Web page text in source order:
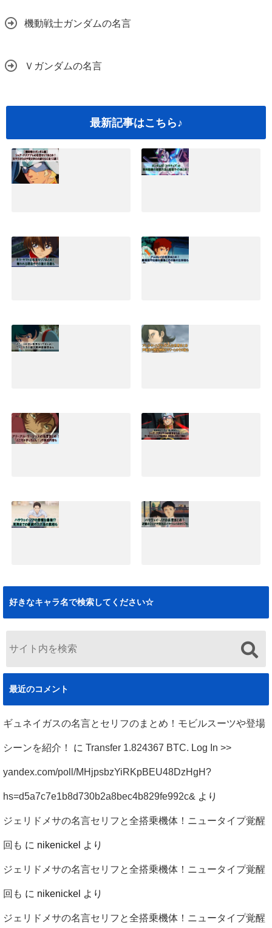
機動戦士ガンダムの名言
Ｖガンダムの名言
最新記事はこちら♪
め！坊やだからさ
や過ちなど全12選
｜機動戦士ガンダ
ム編
動画の視聴方法と
配信サイトまと
め！
とめ！嫌われる理
由やその後の活躍
も
壮絶な最後とその
後の生存説も
2019.02.02
セリフまとめ！そ
の後の生涯と声優
名も｜Zガンダム
2019.01.09
まとめ！声優名や
歴代機体とマリー
とのその後も
まとめ！ところが
ぎっちょんや演説
内容も
ン)まとめ！赤いな
実にいい色だなど
暁の蜂起のセリフ
ズ説の真相も（閃
ハサウェイのセリ
好きなキャラ名で検索してください☆
最近のコメント
ギュネイガスの名言とセリフのまとめ！モビルスーツや登場
シーンを紹介！ に Transfer 1.824367 BTC. Log In >>
yandex.com/poll/MHjpsbzYiRKpBEU48DzHgH?
hs=d5a7c7e1b8d730b2a8bec4b829fe992c& より
ジェリドメサの名言セリフと全搭乗機体！ニュータイプ覚醒
回も に nikenickel より
ジェリドメサの名言セリフと全搭乗機体！ニュータイプ覚醒
回も に nikenickel より
ジェリドメサの名言セリフと全搭乗機体！ニュータイプ覚醒